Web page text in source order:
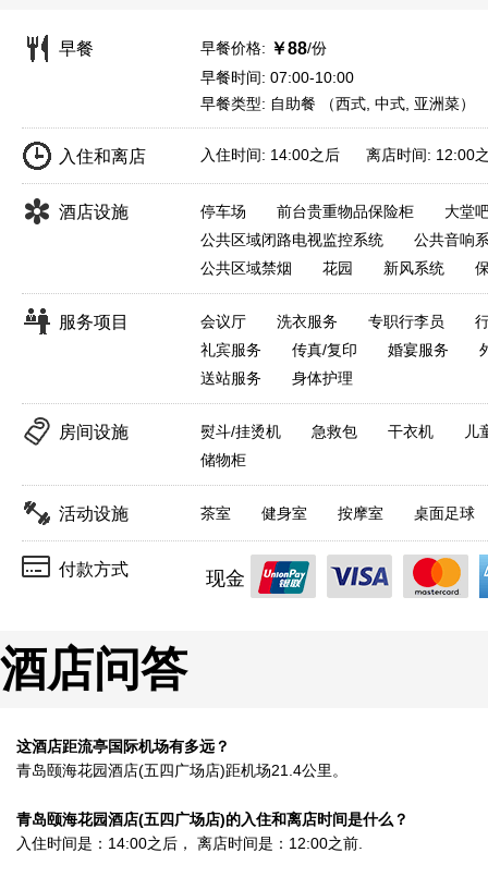
早餐 早餐价格: ￥88/份
早餐时间: 07:00-10:00
早餐类型: 自助餐 （西式, 中式, 亚洲菜）
入住和离店 入住时间: 14:00之后 离店时间: 12:00
酒店设施 停车场 前台贵重物品保险柜
大堂
公共区域闭路电视监控系统
公共音响
公共区域禁烟
花园 新风系统
服务项目 会议厅 洗衣服务 专职行李员
礼宾服务
传真/复印 婚宴服务
送站服务
身体护理
房间设施 熨斗/挂烫机 急救包 干衣机
儿
储物柜
活动设施 茶室 健身室 按摩室 桌面足球
付款方式 现金
酒店问答
这酒店距流亭国际机场有多远？
青岛颐海花园酒店(五四广场店)距机场21.4公里。
青岛颐海花园酒店(五四广场店)的入住和离店时间是什么？
入住时间是：14:00之后， 离店时间是：12:00之前.